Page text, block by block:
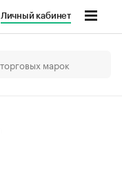
Личный кабинет